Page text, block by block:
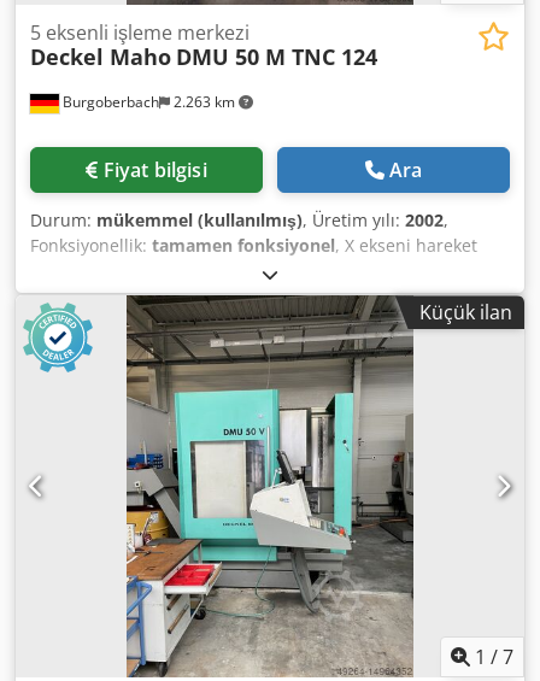
Burgoberbach 2.263 km
5 eksenli işleme merkezi
Deckel Maho DMU 50 M TNC 124
Fiyat bilgisi Ara
Durum: mükemmel (kullanılmış), Üretim yılı: 2002,
Fonksiyonellik: tamamen fonksiyonel, X ekseni hareket
, Y ekseni hareket mesafesi:
ekseni hareket mesafesi:400 mm, maksimum mil hızı:
4.500 dev/dak, mil hızı (dk.):50 dev/dak, Konturlama
kontrolü ve manuel döndürme eksenlerine sahip DMU 50
M tipi Deckel Maho işleme merkezi satılıktır Makine çok iyi
durumda, tamamen işlevsel ve hemen kullanıma hazır.
Özellikle açık bir kabinde çalışma imkanı dikkat çekicidir
Teknik veriler: İnşaat yılı: 2002 Kontrol: Heidenhain TNC
124 X ekseni: 500 mm Y ekseni: 400 mm Z ekseni: 400 mm
İlerleme hızı: 5.000 mm/dak Hızlı travers: 5 m/dak Takım
tutucu: SK 40 Sıkıştırma yüzeyi: Ø 700 x 500 mm Dönme
aralığı: 360 ° (mekanik) Dönme aralığı: +90/ - 15 ° (mekanik)
Maks. yük: 200 kg Alan gereksinimi: 4.000 x 3.500 x 2.518
mm Taşıma boyutları: yaklaşık 2.500 x 1520 x 2.200 mm
Ağırlık: 2,600 kg Talep üzerine ilave takım tutucular temin
edilebilir Nakliye ve yükleme talep üzerine ve ek ücret
karşılığında organize edilebilir. Avrupa çapında organize
Küçük ilan
1 /7